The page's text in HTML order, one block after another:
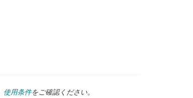
使用条件をご確認ください。